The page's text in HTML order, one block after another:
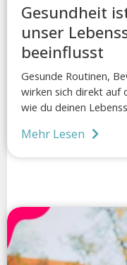
Gesundheit
unser
beeinflusst
Gesunde Routinen,
wirken sich direkt auf
wie du deinen
Mehr Lesen